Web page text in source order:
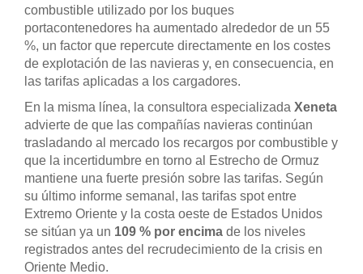
combustible utilizado por los buques
portacontenedores ha aumentado alrededor de un 55
%, un factor que repercute directamente en los costes
de explotación de las navieras y, en consecuencia, en
las tarifas aplicadas a los cargadores.
En la misma línea, la consultora especializada Xeneta
advierte de que las compañías navieras continúan
trasladando al mercado los recargos por combustible y
que la incertidumbre en torno al Estrecho de Ormuz
mantiene una fuerte presión sobre las tarifas. Según
su último informe semanal, las tarifas spot entre
Extremo Oriente y la costa oeste de Estados Unidos
se sitúan ya un 109 % por encima de los niveles
registrados antes del recrudecimiento de la crisis en
Oriente Medio.